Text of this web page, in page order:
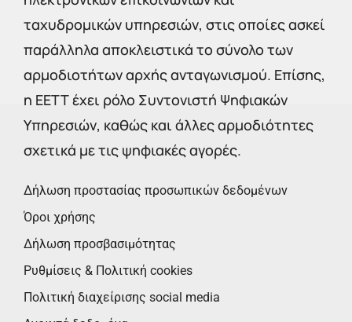
ταχυδρομικών υπηρεσιών, στις οποίες ασκεί
παράλληλα αποκλειστικά το σύνολο των
αρμοδιοτήτων αρχής ανταγωνισμού. Επίσης,
η ΕΕΤΤ έχει ρόλο Συντονιστή Ψηφιακών
Υπηρεσιών, καθώς και άλλες αρμοδιότητες
σχετικά με τις ψηφιακές αγορές.
Δήλωση προστασίας προσωπικών δεδομένων
Όροι χρήσης
Δήλωση προσβασιμότητας
Ρυθμίσεις & Πολιτική cookies
Πολιτική διαχείρισης social media